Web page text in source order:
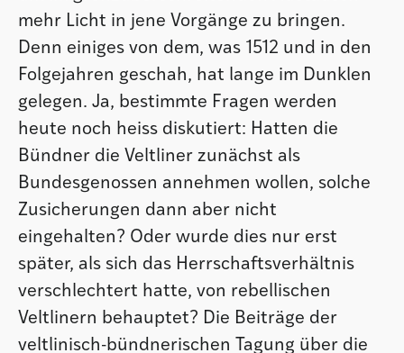
mehr Licht in jene Vorgänge zu bringen.
Denn einiges von dem, was 1512 und in den
Folgejahren geschah, hat lange im Dunklen
gelegen. Ja, bestimmte Fragen werden
heute noch heiss diskutiert: Hatten die
Bündner die Veltliner zunächst als
Bundesgenossen annehmen wollen, solche
Zusicherungen dann aber nicht
eingehalten? Oder wurde dies nur erst
später, als sich das Herrschaftsverhältnis
verschlechtert hatte, von rebellischen
Veltlinern behauptet? Die Beiträge der
veltlinisch-bündnerischen Tagung über die